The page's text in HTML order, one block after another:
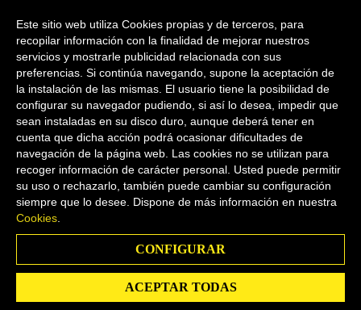
Este sitio web utiliza Cookies propias y de terceros, para
recopilar información con la finalidad de mejorar nuestros
servicios y mostrarle publicidad relacionada con sus
preferencias. Si continúa navegando, supone la aceptación de
la instalación de las mismas. El usuario tiene la posibilidad de
configurar su navegador pudiendo, si así lo desea, impedir que
sean instaladas en su disco duro, aunque deberá tener en
cuenta que dicha acción podrá ocasionar dificultades de
navegación de la página web. Las cookies no se utilizan para
recoger información de carácter personal. Usted puede permitir
su uso o rechazarlo, también puede cambiar su configuración
siempre que lo desee. Dispone de más información en nuestra
Cookies
CONFIGURAR
ACEPTAR TODAS
My Account
Español
Shop